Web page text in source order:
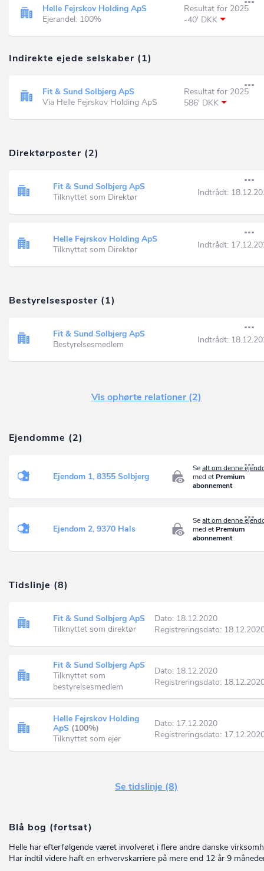
Helle Fejrskov Holding ApS
Ejerandel: 100%
Resultat for 2025
-40' DKK
Indirekte ejede selskaber (1)
Fit & Sund Solbjerg ApS
Via Helle Fejrskov Holding ApS
Resultat for 2025
586' DKK
Direktørposter (2)
Fit & Sund Solbjerg ApS
Tilknyttet som Direktør
Indtrådt:
Helle Fejrskov Holding ApS
Tilknyttet som Direktør
Indtrådt:
Bestyrelsesposter (1)
Fit & Sund Solbjerg ApS
Bestyrelsesmedlem
Indtrådt:
Vis ophørte relationer (2)
Ejendomme (2)
Sealt om denne
med et Premium
abonnement
Ejendom 1, 8355 Solbjerg
Sealt om denne
med et Premium
abonnement
Ejendom 2, 9370 Hals
Tidslinje (8)
Fit & Sund Solbjerg ApS
Tilknyttet som direktør
Dato: 18.12.2020
Registreringsdato:
Fit & Sund Solbjerg ApS
Tilknyttet som
bestyrelsesmedlem
Dato: 18.12.2020
Registreringsdato:
Helle Fejrskov Holding
ApS (100%)
Tilknyttet som ejer
Dato: 17.12.2020
Registreringsdato:
Se tidslinje (8)
Blå bog (fortsat)
Helle har efterfølgende været involveret i flere andre danske
Har indtil videre haft en erhvervskarriere på mere end 12 år 9